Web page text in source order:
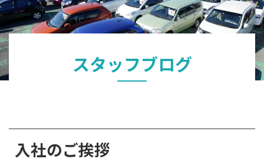
スタッフブログ
入社のご挨拶